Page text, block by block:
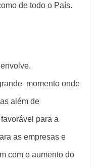
de todo o País.
momento onde
além de
para a
as empresas e
com o aumento do